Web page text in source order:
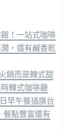
！一站式咖啡
，還有鹹香乾
鍋而是韓式甜
韓式咖啡廳
早午餐插旗台
點豐富還有